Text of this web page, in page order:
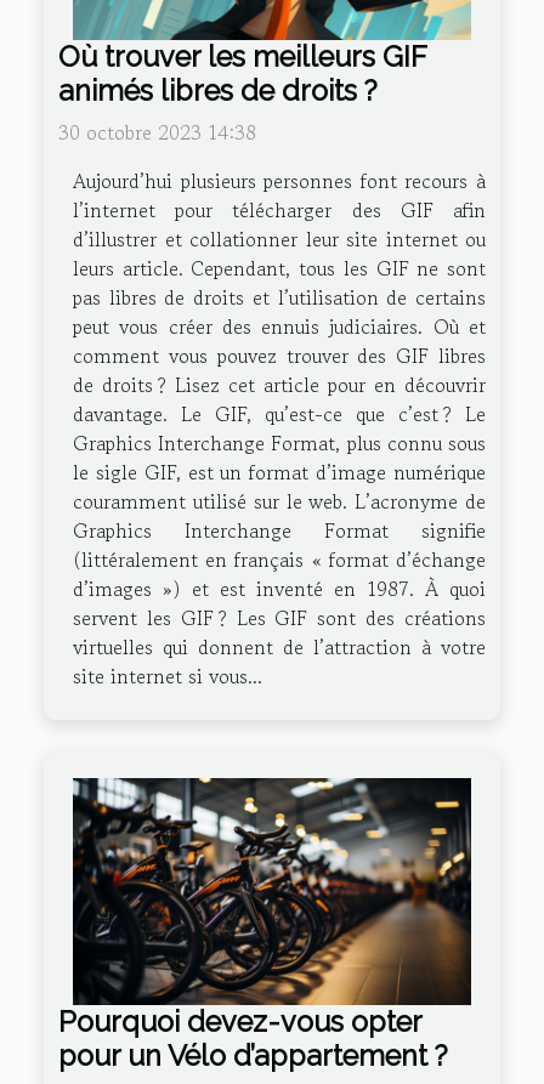
Où trouver les meilleurs GIF
animés libres de droits ?
30 octobre 2023 14:38
Aujourd’hui plusieurs personnes font recours à
l’internet pour télécharger des GIF afin
d’illustrer et collationner leur site internet ou
leurs article. Cependant, tous les GIF ne sont
pas libres de droits et l’utilisation de certains
peut vous créer des ennuis judiciaires. Où et
comment vous pouvez trouver des GIF libres
de droits ? Lisez cet article pour en découvrir
davantage. Le GIF, qu’est-ce que c’est ? Le
Graphics Interchange Format, plus connu sous
le sigle GIF, est un format d’image numérique
couramment utilisé sur le web. L’acronyme de
Graphics Interchange Format signifie
(littéralement en français « format d’échange
d’images ») et est inventé en 1987. À quoi
servent les GIF ? Les GIF sont des créations
virtuelles qui donnent de l’attraction à votre
site internet si vous...
Pourquoi devez-vous opter
pour un Vélo d’appartement ?